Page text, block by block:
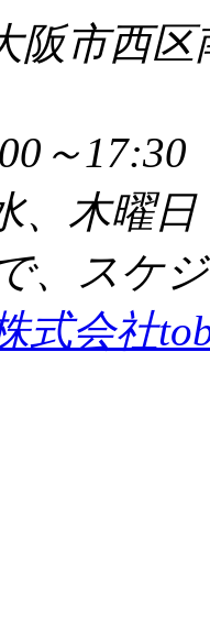
阪市西
～
、木曜
、スケ
式会社